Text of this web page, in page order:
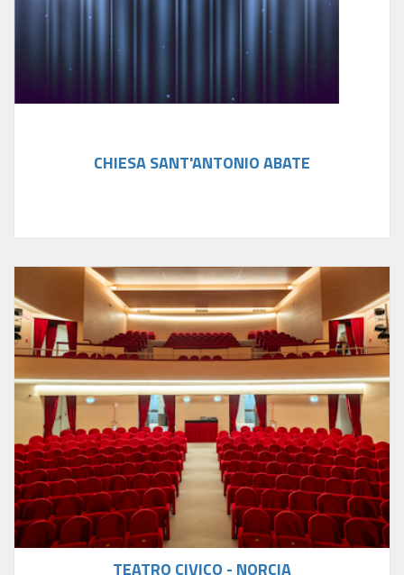
CHIESA SANT'ANTONIO ABATE
TEATRO CIVICO - NORCIA